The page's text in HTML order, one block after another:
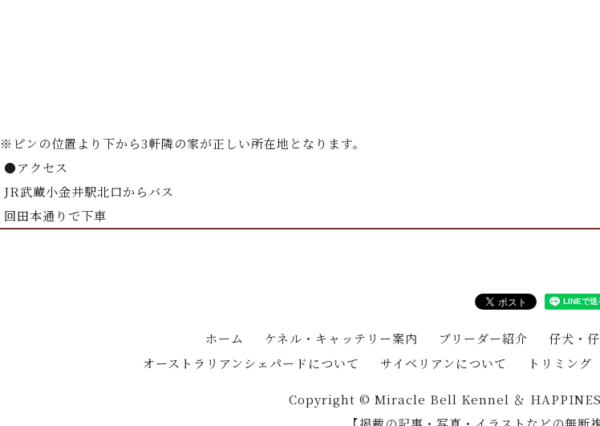
※ピンの位置より下から3軒隣の家が正しい所在地となります。
●アクセス
JR武蔵小金井駅北口からバス
回田本通りで下車
ホーム ケネル・キャッテリー案内 ブリーダー紹介 仔犬・
オーストラリアンシェパードについて
サイベリアンについて トリミング
Copyright © Miracle Bell Kennel ＆